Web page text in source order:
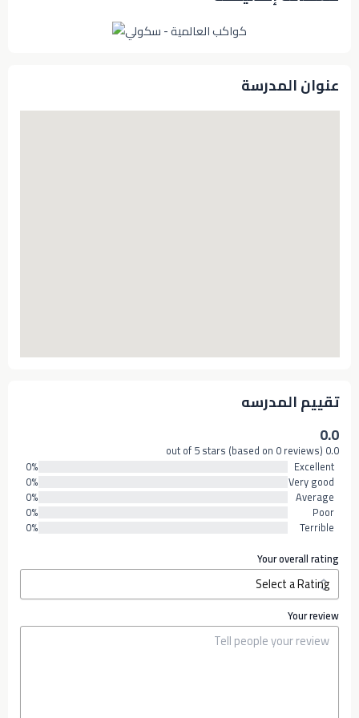
عنوان المدرسة
تقييم المدرسه
0.0
0.0 out of 5 stars (based on 0 reviews)
Excellent
0%
Very good
0%
Average
0%
Poor
0%
Terrible
0%
Your overall rating
Your review